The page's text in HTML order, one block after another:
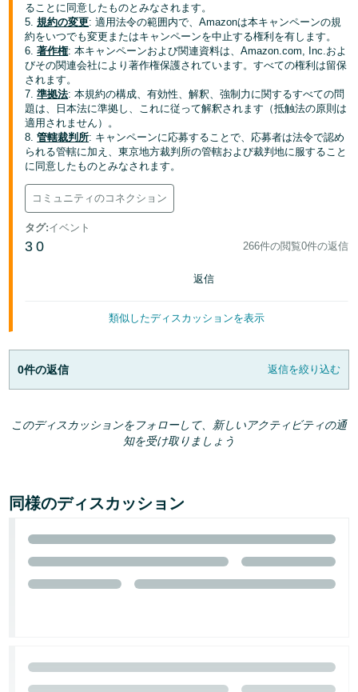
ることに同意したものとみなされます。
5.規約の変更: 適用法令の範囲内で、Amazonは本キャンペーンの規
約をいつでも変更またはキャンペーンを中止する権利を有します。
6.著作権: 本キャンペーンおよび関連資料は、Amazon.com, Inc.およ
びその関連会社により著作権保護されています。すべての権利は留保
されます。
7.準拠法: 本規約の構成、有効性、解釈、強制力に関するすべての問
題は、日本法に準拠し、これに従って解釈されます（抵触法の原則は
適用されません）。
8.管轄裁判所: キャンペーンに応募することで、応募者は法令で認め
られる管轄に加え、東京地方裁判所の管轄および裁判地に服すること
に同意したものとみなされます。
コミュニティのコネクション
タグ:イベント
3 0 266件の閲覧0件の返信
返信
類似したディスカッションを表示
0件の返信 返信を絞り込む
このディスカッションをフォローして、新しいアクティビティの通
知を受け取りましょう
同様のディスカッション